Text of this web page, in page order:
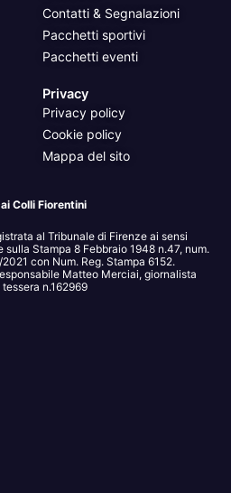
Contatti & Segnalazioni
Pacchetti sportivi
Pacchetti eventi
Privacy
Privacy policy
Cookie policy
Mappa del sito
Colli Fiorentini
al Tribunale di Firenze ai sensi
sulla Stampa 8 Febbraio 1948 n.47, num.
2021 con Num. Reg. Stampa 6152.
Matteo Merciai, giornalista
n.162969